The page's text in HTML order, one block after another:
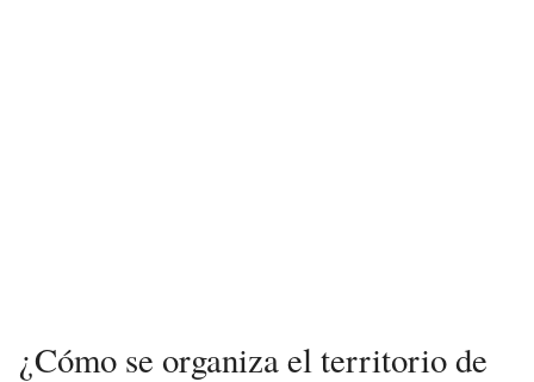
¿Cómo se organiza el territorio de